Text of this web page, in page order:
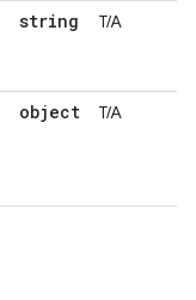
string T/A
object T/A